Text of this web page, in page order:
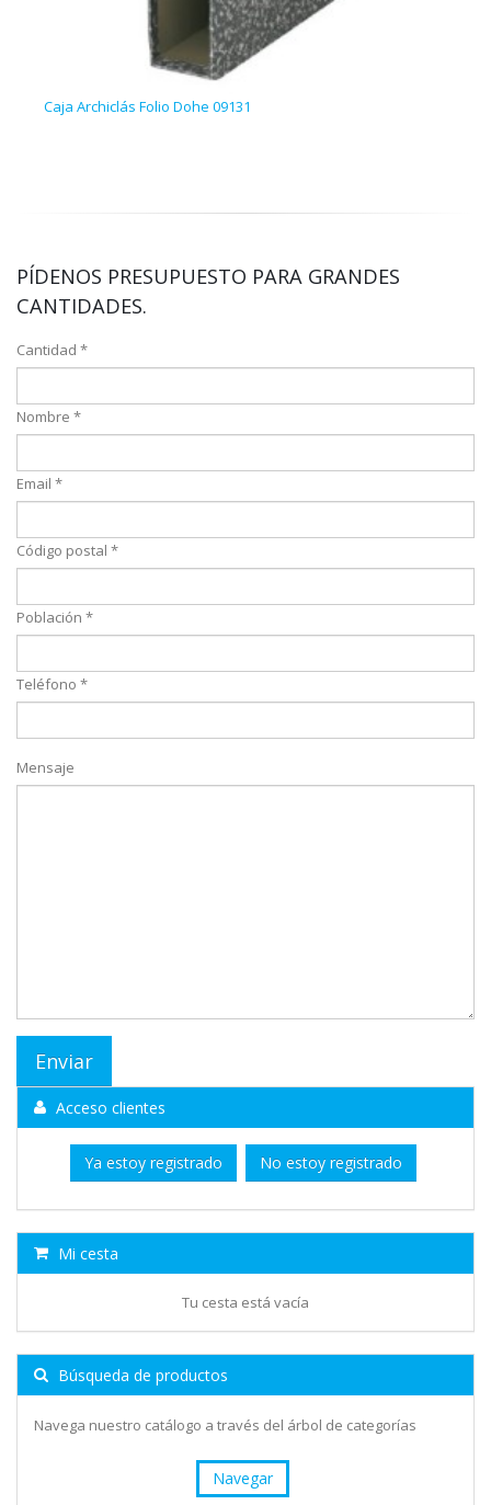
Caja Archiclás Folio Dohe 09131
PÍDENOS PRESUPUESTO PARA GRANDES
CANTIDADES.
Cantidad *
Nombre *
Email *
Código postal *
Población *
Teléfono *
Mensaje
Acceso clientes
Ya estoy registrado No estoy registrado
Mi cesta
Tu cesta está vacía
Búsqueda de productos
Navega nuestro catálogo a través del árbol de categorías
Navegar